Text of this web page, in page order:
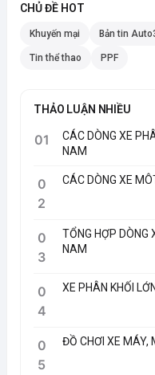
CHỦ ĐỀ HOT
Khuyến mại Bản tin
Tin thể thao PPF
THẢO LUẬN NHIỀU
01
CÁC DÒNG XE
NAM
0
2
CÁC DÒNG XE
0
3
TỔNG HỢP
NAM
0
4
XE PHÂN KHỐI
0
5
ĐỒ CHƠI XE MÁY,